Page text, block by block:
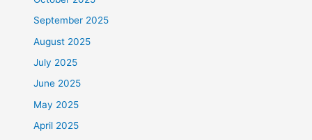
September 2025
August 2025
July 2025
June 2025
May 2025
April 2025